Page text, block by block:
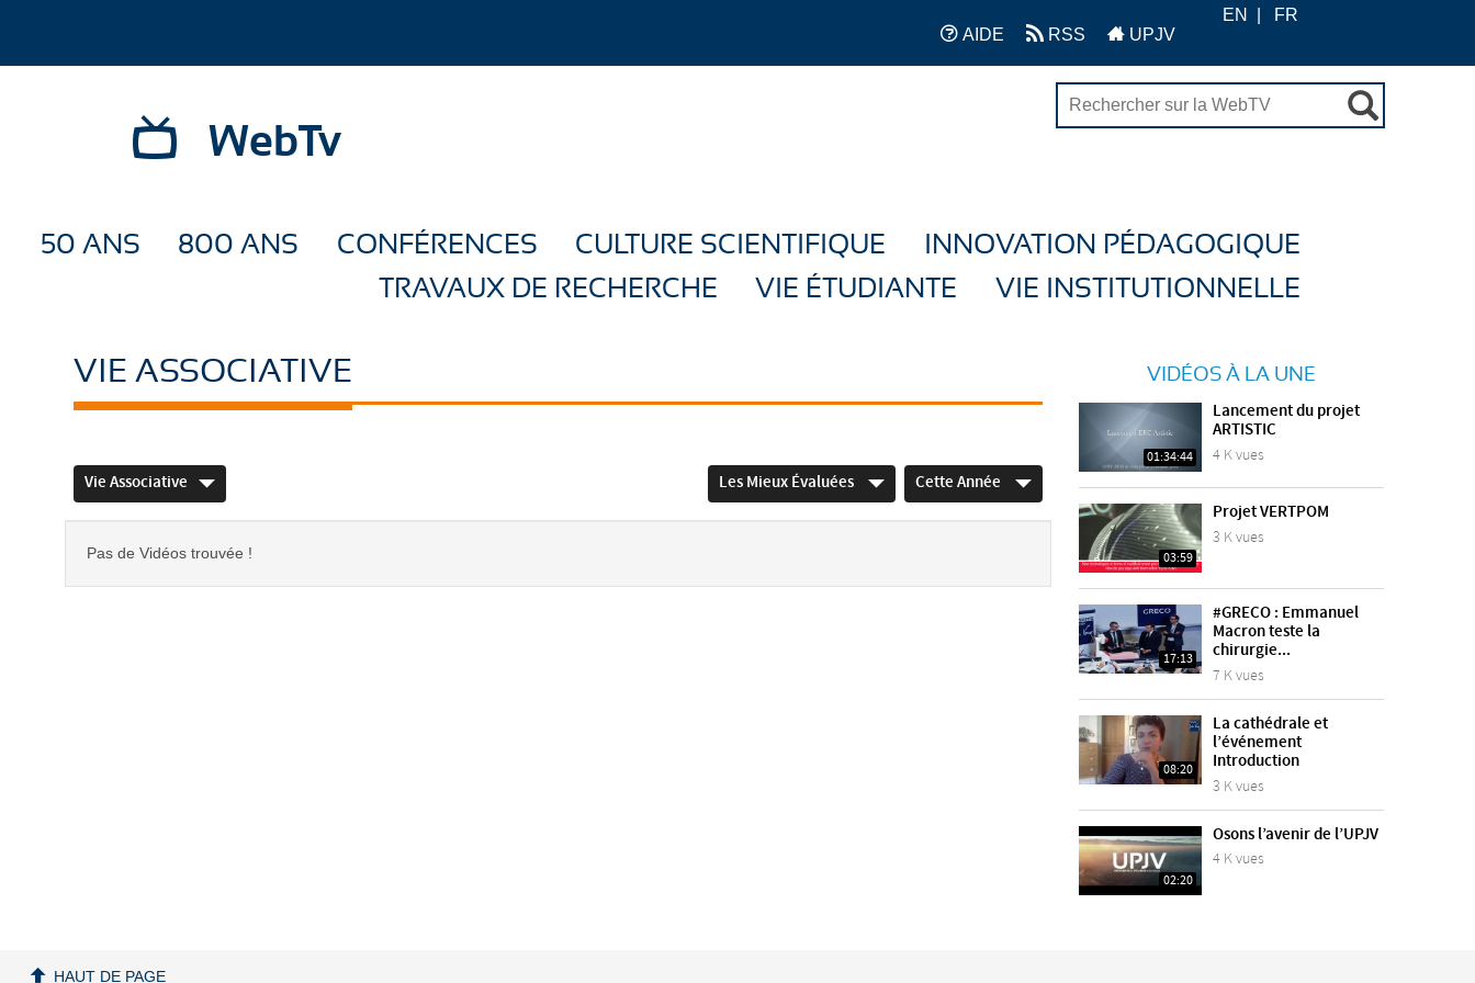
AIDE RSS UPJV
EN FR
WebTv
50 ANS 800 ANS CONFÉRENCES CULTURE SCIENTIFIQUE
INNOVATION PÉDAGOGIQUE
TRAVAUX DE RECHERCHE
VIE ÉTUDIANTE VIE INSTITUTIONNELLE
VIE ASSOCIATIVE
Vie Associative Les Mieux Évaluées Cette Année
Pas de Vidéos trouvée !
VIDÉOS À LA UNE
01:34:44
Lancement du projet
ARTISTIC
4 K vues
03:59
Projet VERTPOM
3 K vues
17:13
#GRECO : Emmanuel
Macron teste la
chirurgie...
7 K vues
08:20
La cathédrale et
l’événement
Introduction
3 K vues
02:20
Osons l’avenir de l’UPJV
4 K vues
HAUT DE PAGE